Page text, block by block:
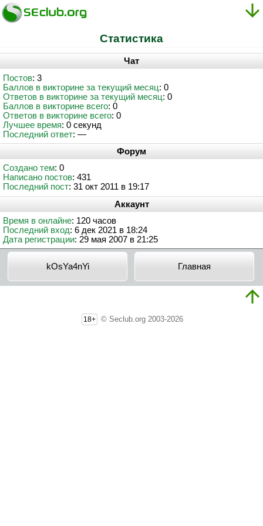
Статистика
Чат
Постов: 3
Баллов в викторине за текущий месяц: 0
Ответов в викторине за текущий месяц: 0
Баллов в викторине всего: 0
Ответов в викторине всего: 0
Лучшее время: 0 секунд
Последний ответ: —
Форум
Создано тем: 0
Написано постов: 431
Последний пост: 31 окт 2011 в 19:17
Аккаунт
Время в онлайне: 120 часов
Последний вход: 6 дек 2021 в 18:24
Дата регистрации: 29 мая 2007 в 21:25
kOsYa4nYi Главная
18+ © Seclub.org 2003-2026